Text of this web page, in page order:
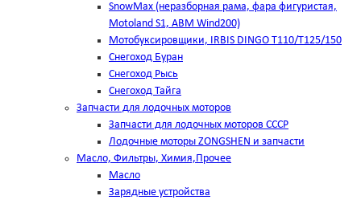
SnowMax (неразборная рама, фара фигуристая,
Motoland S1, ABM Wind200)
Мотобуксировщики, IRBIS DINGO Т110/Т125/150
Снегоход Буран
Снегоход Рысь
Снегоход Тайга
Запчасти для лодочных моторов
Запчасти для лодочных моторов СССР
Лодочные моторы ZONGSHEN и запчасти
Масло, Фильтры, Химия,Прочее
Масло
Зарядные устройства